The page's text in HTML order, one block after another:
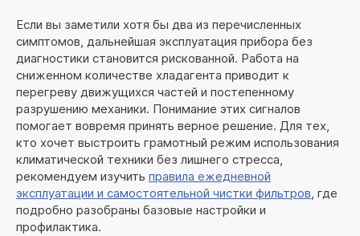
Если вы заметили хотя бы два из перечисленных
симптомов, дальнейшая эксплуатация прибора без
диагностики становится рискованной. Работа на
сниженном количестве хладагента приводит к
перегреву движущихся частей и постепенному
разрушению механики. Понимание этих сигналов
помогает вовремя принять верное решение. Для тех,
кто хочет выстроить грамотный режим использования
климатической техники без лишнего стресса,
рекомендуем изучить правила ежедневной
эксплуатации и самостоятельной чистки фильтров, где
подробно разобраны базовые настройки и
профилактика.